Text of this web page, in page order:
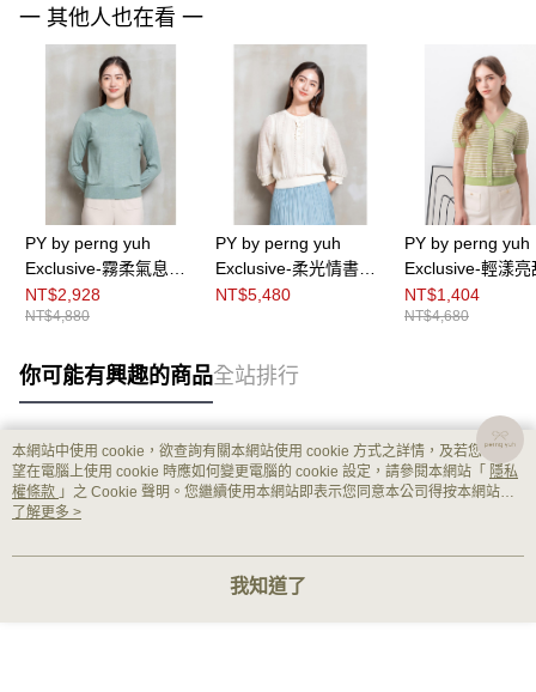
一 其他人也在看 一
PY by perng yuh
Exclusive-霧柔氣息小
高領針織衫
NT$2,928
NT$4,880
PY by perng yuh
Exclusive-柔光情書拼
接袖針織衫
NT$5,480
PY by perng yuh
Exclusive-輕漾亮
織Ｖ領條紋針織
NT$1,404
NT$4,680
你可能有興趣的商品全站排行
熱門標籤
本網站中使用 cookie，欲查詢有關本網站使用 cookie 方式之詳情，及若您不希
望在電腦上使用 cookie 時應如何變更電腦的 cookie 設定，請參閱本網站「 隱私
權條款 」之 Cookie 聲明。您繼續使用本網站即表示您同意本公司得按本網站使
用條款之 Cookie 聲明使用 cookie。
了解更多 >
我知道了